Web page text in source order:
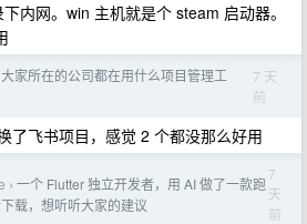
内网。win 主机就是个 steam 启动器。
大家所在的公司都在用什么项目管理工
7 天
前
了飞书项目，感觉 2 个都没那么好用
› 一个 Flutter 独立开发者，用 AI 做了一款跑
载，想听听大家的建议
7
天
前